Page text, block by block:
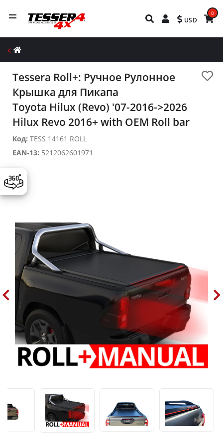
USD
0
Tessera Roll+: Ручное Рулонное
Крышка для Пикапа
Toyota Hilux (Revo) '07-2016->2026
Hilux Revo 2016+ with OEM Roll bar
Код: TESS 14161 ROLL
EAN-13: 5212062601971